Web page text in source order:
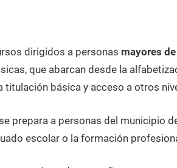
dirigidos a personas mayores
que abarcan desde la
titulación básica y acceso a otros
prepara a personas del municipio
escolar o la formación